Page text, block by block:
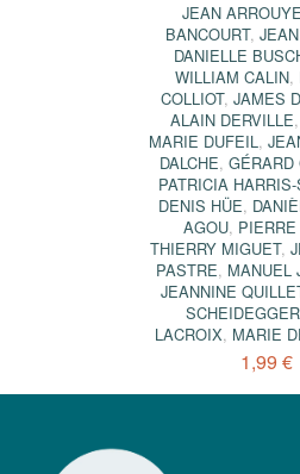
JEAN ARROUYE
BANCOURT,
DANIELLE
WILLIAM CALIN,
COLLIOT, JAMES
ALAIN DERVILLE,
MARIE DUFEIL,
DALCHE, GÉRARD
PATRICIA
DENIS HÜE,
AGOU,
THIERRY MIGUET,
PASTRE, MANUEL
JEANNINE
SCHEIDEGGER
LACROIX, MARIE
1,99 €